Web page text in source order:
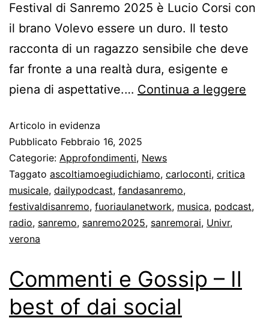
Festival di Sanremo 2025 è Lucio Corsi con
il brano Volevo essere un duro. Il testo
racconta di un ragazzo sensibile che deve
far fronte a una realtà dura, esigente e
piena di aspettative.… Continua a leggere
Articolo in evidenza
Pubblicato Febbraio 16, 2025
Categorie: Approfondimenti, News
Taggato ascoltiamoegiudichiamo, carloconti, critica
musicale, dailypodcast, fandasanremo,
festivaldisanremo, fuoriaulanetwork, musica, podcast,
radio, sanremo, sanremo2025, sanremorai, Univr,
verona
Commenti e Gossip – Il
best of dai social